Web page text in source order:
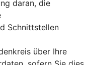
daran, die
Schnittstellen
über Ihre